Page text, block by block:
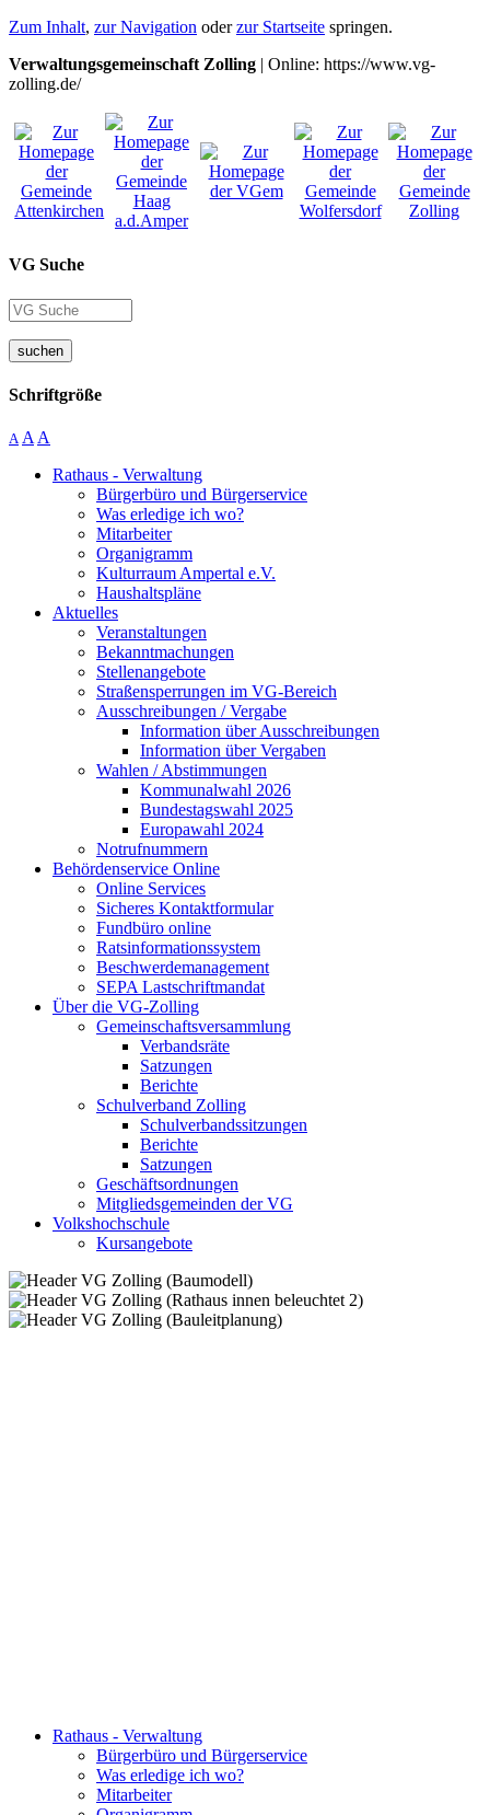
Zum Inhalt, zur Navigation oderzur Startseite springen.
Verwaltungsgemeinschaft Zolling | Online: https://www.vg-
zolling.de/
VG Suche
suchen
Schriftgröße
A A A
Rathaus - Verwaltung
Bürgerbüro und Bürgerservice
Was erledige ich wo?
Mitarbeiter
Organigramm
Kulturraum Ampertal e.V.
Haushaltspläne
Aktuelles
Veranstaltungen
Bekanntmachungen
Stellenangebote
Straßensperrungen im VG-Bereich
Ausschreibungen / Vergabe
Information über Ausschreibungen
Information über Vergaben
Wahlen / Abstimmungen
Kommunalwahl 2026
Bundestagswahl 2025
Europawahl 2024
Notrufnummern
Behördenservice Online
Online Services
Sicheres Kontaktformular
Fundbüro online
Ratsinformationssystem
Beschwerdemanagement
SEPA Lastschriftmandat
Über die VG-Zolling
Gemeinschaftsversammlung
Verbandsräte
Satzungen
Berichte
Schulverband Zolling
Schulverbandssitzungen
Berichte
Satzungen
Geschäftsordnungen
Mitgliedsgemeinden der VG
Volkshochschule
Kursangebote
Rathaus - Verwaltung
Bürgerbüro und Bürgerservice
Was erledige ich wo?
Mitarbeiter